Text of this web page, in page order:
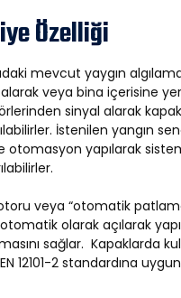
Özelliği
mevcut yaygın
veya bina içerisine
sinyal alarak
İstenilen yangın
otomasyon yapılarak
veya “otomatik
olarak açılarak
sağlar. Kapaklarda
12101-2 standardına uygun